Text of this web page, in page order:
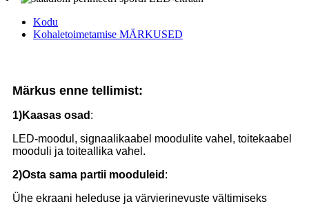
Kodu
Kohaletoimetamise MÄRKUSED
Märkus enne tellimist:
1)Kaasas osad :
LED-moodul, signaalikaabel moodulite vahel, toitekaabel
mooduli ja toiteallika vahel.
2)Osta sama partii mooduleid :
Ühe ekraani heleduse ja värvierinevuste vältimiseks